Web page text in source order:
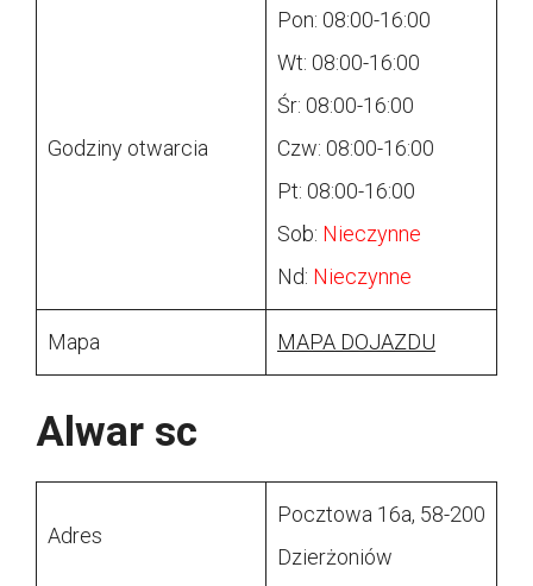
Godziny otwarcia
Pon: 08:00-16:00
Wt: 08:00-16:00
Śr: 08:00-16:00
Czw: 08:00-16:00
Pt: 08:00-16:00
Sob: Nieczynne
Nd: Nieczynne
Mapa MAPA DOJAZDU
Alwar sc
Adres
Pocztowa 16a, 58-200
Dzierżoniów